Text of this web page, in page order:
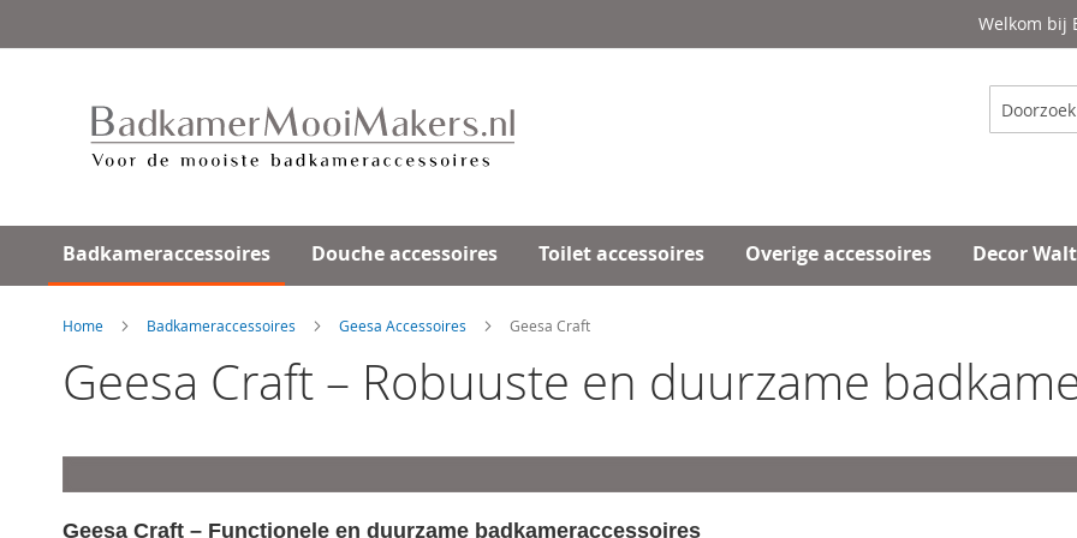
direct
inhoud
Welkom bij
Zoeken
Badkameraccessoires Douche accessoires Toilet accessoires Overige accessoires Decor
Home Badkameraccessoires Geesa Accessoires Geesa Craft
Geesa Craft – Robuuste en duurzame
Geesa Craft – Functionele en duurzame badkameraccessoires